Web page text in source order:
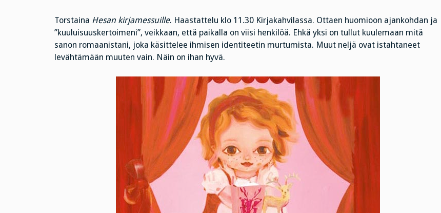
Torstaina Hesan kirjamessuille. Haastattelu klo 11.30 Kirjakahvilassa. Ottaen huomioon ajankohdan ja
”kuuluisuuskertoimeni”, veikkaan, että paikalla on viisi henkilöä. Ehkä yksi on tullut kuulemaan mitä
sanon romaanistani, joka käsittelee ihmisen identiteetin murtumista. Muut neljä ovat istahtaneet
levähtämään muuten vain. Näin on ihan hyvä.